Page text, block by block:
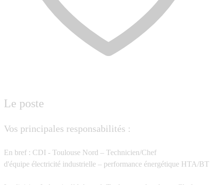
Le poste
Vos principales responsabilités :
En bref : CDI - Toulouse Nord – Technicien/Chef
d'équipe électricité industrielle – performance énergétique HTA/BT